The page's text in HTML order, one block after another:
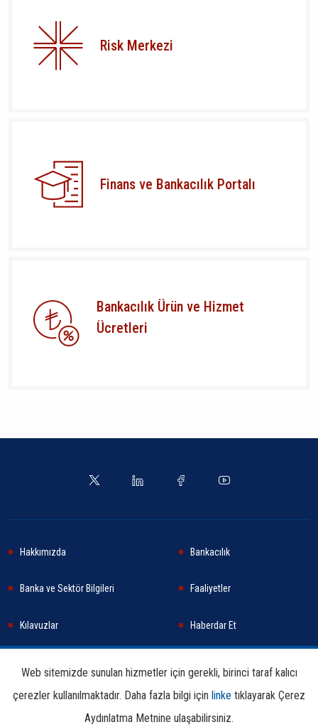
Risk Merkezi
Finans ve Bankacılık Portalı
Bankacılık Ürün ve Hizmet
Ücretleri
Hakkımızda Bankacılık
Banka ve Sektör Bilgileri Faaliyetler
Kılavuzlar Haberdar Et
Araştırma ve Yayınlar İletişim Bilgileri
Web sitemizde sunulan hizmetler için gerekli, birinci taraf kalıcı
çerezler kullanılmaktadır. Daha fazla bilgi için linke tıklayarak Çerez
Aydınlatma Metnine ulaşabilirsiniz.